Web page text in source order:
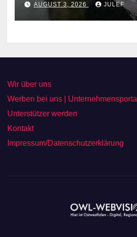
AUGUST 3, 2026 JULEF
Wir über uns
Werben bei uns | Unternehmensportal
Unterstützer werden
Kontakt
Impressum/Datenschutzerklärung